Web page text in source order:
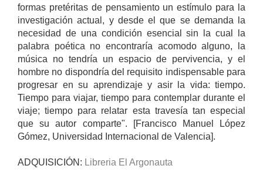
formas pretéritas de pensamiento un estímulo para la
investigación actual, y desde el que se demanda la
necesidad de una condición esencial sin la cual la
palabra poética no encontraría acomodo alguno, la
música no tendría un espacio de pervivencia, y el
hombre no dispondría del requisito indispensable para
progresar en su aprendizaje y asir la vida: tiempo.
Tiempo para viajar, tiempo para contemplar durante el
viaje; tiempo para relatar esta travesía tan especial
que su autor comparte". [Francisco Manuel López
Gómez, Universidad Internacional de Valencia].
ADQUISICIÓN: Libreria El Argonauta